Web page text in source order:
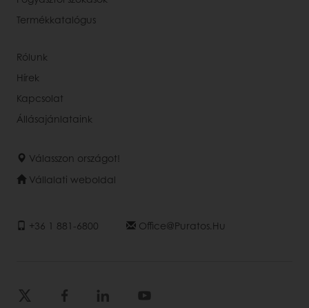
Termékkatalógus
Rólunk
Hírek
Kapcsolat
Állásajánlataink
Válasszon országot!
Vállalati weboldal
+36 1 881-6800 Office@puratos.hu